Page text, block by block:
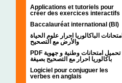
Applications et tutoriels pour
créer des exercices interactifs
Baccalauréat international (BI)
امتحانات الباكالوريا احرار علوم الحياة
والأرض مع التصحيح
PDF تحميل امتحانات وطنية و جهوية
باكالوريا احرار مع التصحيح بصيغة
Logiciel pour conjuguer les
verbes en anglais